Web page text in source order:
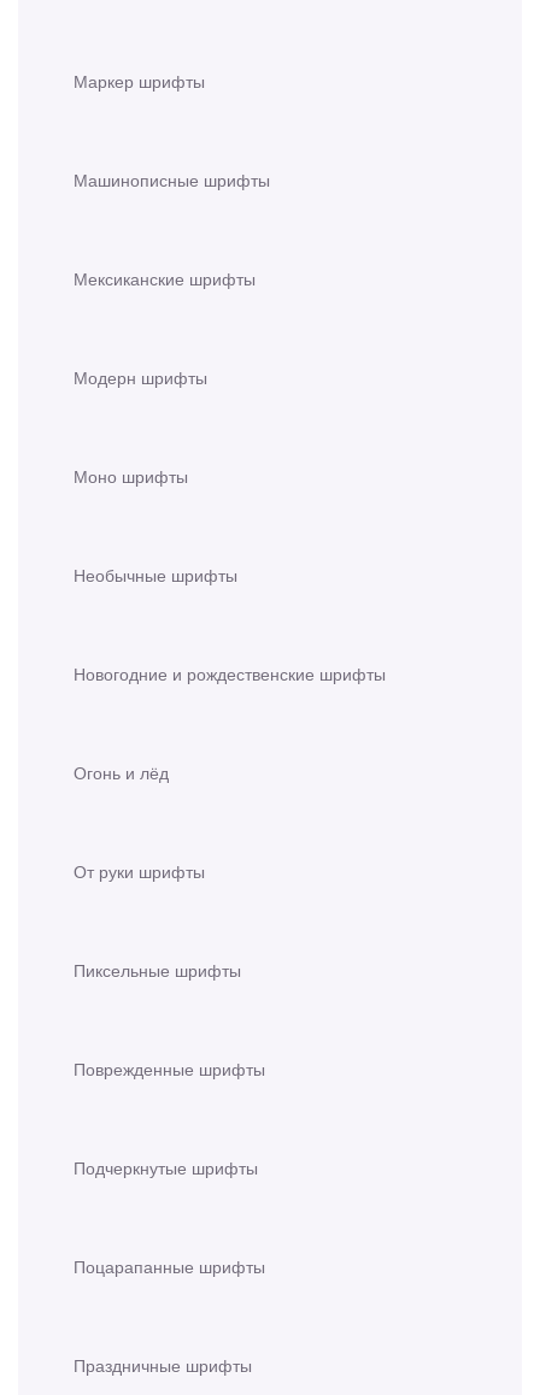
Маркер шрифты
Машинописные шрифты
Мексиканские шрифты
Модерн шрифты
Моно шрифты
Необычные шрифты
Новогодние и рождественские шрифты
Огонь и лёд
От руки шрифты
Пиксельные шрифты
Поврежденные шрифты
Подчеркнутые шрифты
Поцарапанные шрифты
Праздничные шрифты